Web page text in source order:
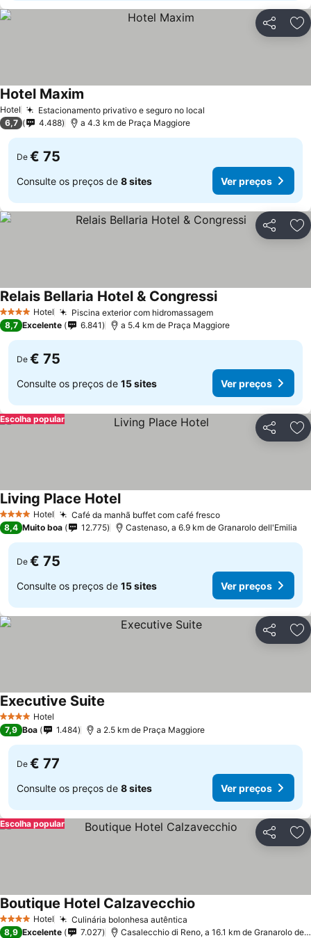
Partilhar
Hotel Estacionamento privativo e seguro no local
Hotel Maxim
6,7 4.488 a 4.3 km de Praça Maggiore
De € 75
Consulte os preços de 8 sites Ver preços
Partilhar
4 EstrelasHotel Piscina exterior com hidromassagemVer preços
Relais Bellaria Hotel & CongressiVer preços
8,7 Excelente 6.841 a 5.4 km de Praça Maggiore
De € 75
Consulte os preços de 15 sites Ver preços
Partilhar
Escolha popular
4 EstrelasHotel Café da manhã buffet com café frescoVer preços
Living Place HotelVer preços
8,4 Muito boa 12.775 Castenaso, a 6.9 km de Granarolo dell'Emilia
De € 75
Consulte os preços de 15 sites Ver preços
Partilhar
4 EstrelasHotel
Executive Suite
7,9 Boa 1.484 a 2.5 km de Praça Maggiore
De € 77
Consulte os preços de 8 sites Ver preços
Partilhar
Escolha popular
4 EstrelasHotel Culinária bolonhesa autêntica
Boutique Hotel Calzavecchio
8,9 Excelente 7.027 Casalecchio di Reno, a 16.1 km de Granarolo